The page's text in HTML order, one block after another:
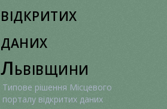
відкритих
даних
Львівщини
Типове рішення Місцевого
порталу відкритих даних